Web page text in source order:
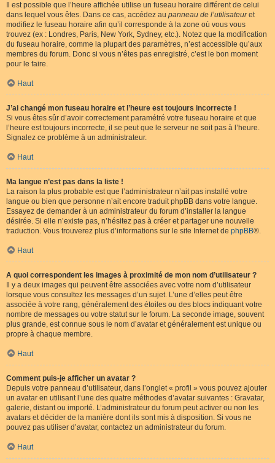
Il est possible que l’heure affichée utilise un fuseau horaire différent de celui
dans lequel vous êtes. Dans ce cas, accédez au panneau de l’utilisateuret
modifiez le fuseau horaire afin qu’il corresponde à la zone où vous vous
trouvez (ex : Londres, Paris, New York, Sydney, etc.). Notez que la modification
du fuseau horaire, comme la plupart des paramètres, n’est accessible qu’aux
membres du forum. Donc si vous n’êtes pas enregistré, c’est le bon moment
pour le faire.
Haut
J’ai changé mon fuseau horaire et l’heure est toujours incorrecte !
Si vous êtes sûr d’avoir correctement paramétré votre fuseau horaire et que
l’heure est toujours incorrecte, il se peut que le serveur ne soit pas à l’heure.
Signalez ce problème à un administrateur.
Haut
Ma langue n’est pas dans la liste !
La raison la plus probable est que l’administrateur n’ait pas installé votre
langue ou bien que personne n’ait encore traduit phpBB dans votre langue.
Essayez de demander à un administrateur du forum d’installer la langue
désirée. Si elle n’existe pas, n’hésitez pas à créer et partager une nouvelle
traduction. Vous trouverez plus d’informations sur le site Internet de phpBB®.
Haut
A quoi correspondent les images à proximité de mon nom d’utilisateur ?
Il y a deux images qui peuvent être associées avec votre nom d’utilisateur
lorsque vous consultez les messages d’un sujet. L’une d’elles peut être
associée à votre rang, généralement des étoiles ou des blocs indiquant votre
nombre de messages ou votre statut sur le forum. La seconde image, souvent
plus grande, est connue sous le nom d’avatar et généralement est unique ou
propre à chaque membre.
Haut
Comment puis-je afficher un avatar ?
Depuis votre panneau d’utilisateur, dans l’onglet « profil » vous pouvez ajouter
un avatar en utilisant l’une des quatre méthodes d’avatar suivantes : Gravatar,
galerie, distant ou importé. L’administrateur du forum peut activer ou non les
avatars et décider de la manière dont ils sont mis à disposition. Si vous ne
pouvez pas utiliser d’avatar, contactez un administrateur du forum.
Haut